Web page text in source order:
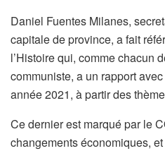
Daniel Fuentes Milanes,
capitale de province, a fait
l’Histoire qui, comme chacun
communiste, a un rapport
année 2021, à partir des
Ce dernier est marqué par le
changements économiques,